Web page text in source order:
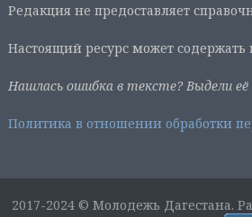
Редакция не предоставляет
Настоящий ресурс может
Нашлась ошибка в тексте? Выдели
Политика в отношении обработки
2017-2024 © Молодежь Дагестана.